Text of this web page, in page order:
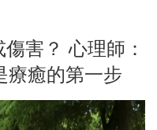
害？ 心理師：
療癒的第一步